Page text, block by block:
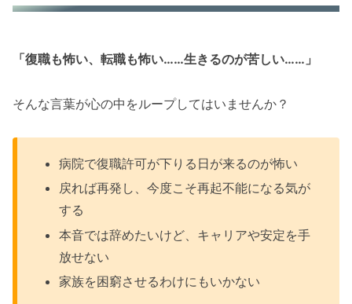
イベント情報
最大5名！適応障害を「人生の転機」にしたい
適応障害を人生の転機に！暮らしと自分を見つ
め人生再起動した会社員のお話会
「復職も怖い、転職も怖い……生きるのが苦しい……」
そんな言葉が心の中をループしてはいませんか？
病院で復職許可が下りる日が来るのが怖い
戻れば再発し、今度こそ再起不能になる気が
する
本音では辞めたいけど、キャリアや安定を手
放せない
家族を困窮させるわけにもいかない